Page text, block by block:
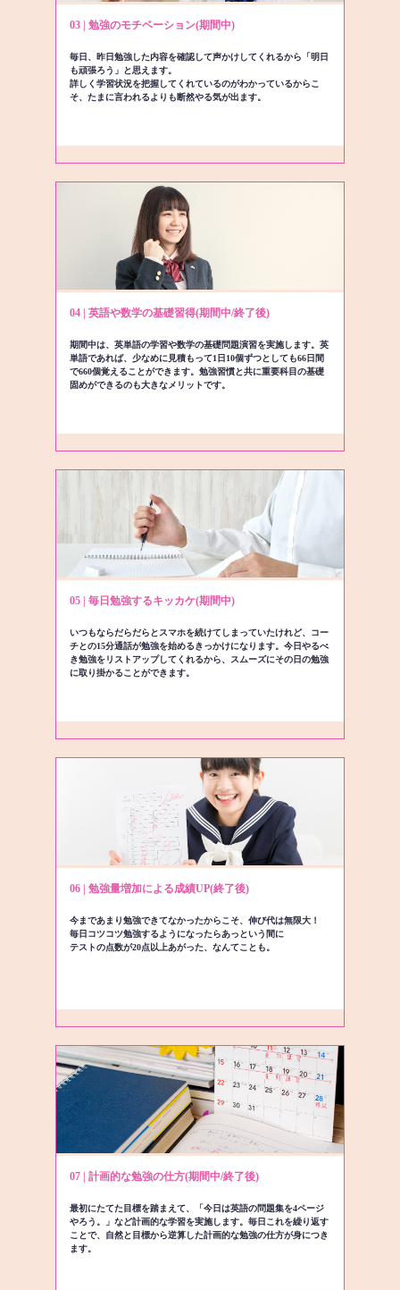
03 | 勉強のモチベーション(期間中)
毎日、昨日勉強した内容を確認して声かけしてくれるから「明日
も頑張ろう」と思えます。
詳しく学習状況を把握してくれているのがわかっているからこ
そ、たまに言われるよりも断然やる気が出ます。
04 | 英語や数学の基礎習得(期間中/終了後)
期間中は、英単語の学習や数学の基礎問題演習を実施します。英
単語であれば、少なめに見積もって1日10個ずつとしても66日間
で660個覚えることができます。勉強習慣と共に重要科目の基礎
固めができるのも大きなメリットです。
05 | 毎日勉強するキッカケ(期間中)
いつもならだらだらとスマホを続けてしまっていたけれど、コー
チとの15分通話が勉強を始めるきっかけになります。今日やるべ
き勉強をリストアップしてくれるから、スムーズにその日の勉強
に取り掛かることができます。
06 | 勉強量増加による成績UP(終了後)
今まであまり勉強できてなかったからこそ、伸び代は無限大！
毎日コツコツ勉強するようになったらあっという間に
テストの点数が20点以上あがった、なんてことも。
07 | 計画的な勉強の仕方(期間中/終了後)
最初にたてた目標を踏まえて、「今日は英語の問題集を4ページ
やろう。」など計画的な学習を実施します。毎日これを繰り返す
ことで、自然と目標から逆算した計画的な勉強の仕方が身につき
ます。